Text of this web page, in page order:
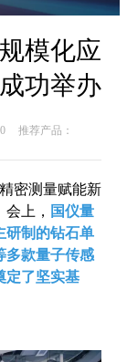
模化应
功举办
推荐产品：
密测量赋能新
上， 国仪量
研制的钻石单
多款量子传感
定了坚实基